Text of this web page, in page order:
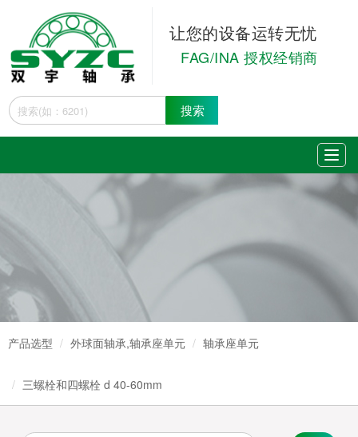
让您的设备运转无忧
FAG/INA 授权经销商
搜索
产品选型 外球面轴承,轴承座单元 轴承座单元
三螺栓和四螺栓 d 40-60mm